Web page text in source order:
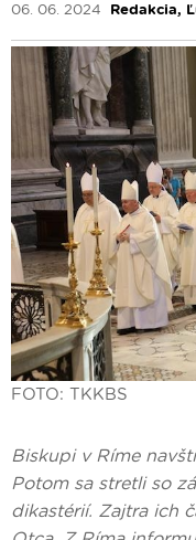
06. 06. 2024 Redakcia,
FOTO: TKKBS
Biskupi v Ríme
Potom sa stretli so
dikastérií. Zajtra ich